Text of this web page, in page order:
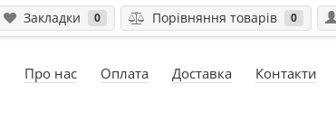
Закладки 0 Порівняння товарів 0
Про нас Оплата Доставка Контакти